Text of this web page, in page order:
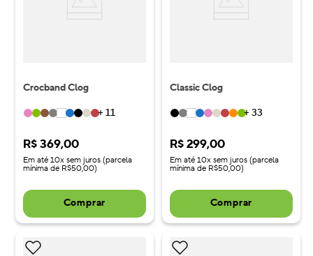
Crocband Clog
+ 11
R$369,00
Em até 10x sem juros (parcela
mínima de R$50,00)
Comprar
Classic Clog
+ 33
R$299,00
Em até 10x sem juros (parcela
mínima de R$50,00)
Comprar